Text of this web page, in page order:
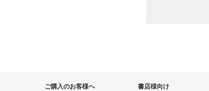
ご購入のお客様へ 書店様向け